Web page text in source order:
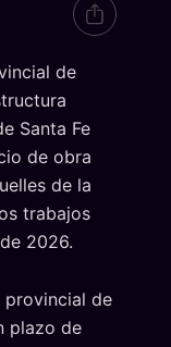
de
Santa Fe
de obra
de la
trabajos
2026.
provincial de
plazo de